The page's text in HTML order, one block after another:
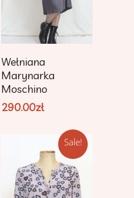
Wełniana
Marynarka
Moschino
290.00zł
Sale!